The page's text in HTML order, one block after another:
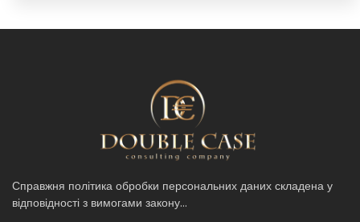
Справжня політика обробки персональних даних складена у
відповідності з вимогами закону...